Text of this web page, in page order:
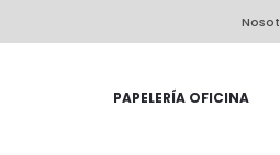
PAPELERÍA OFICINA